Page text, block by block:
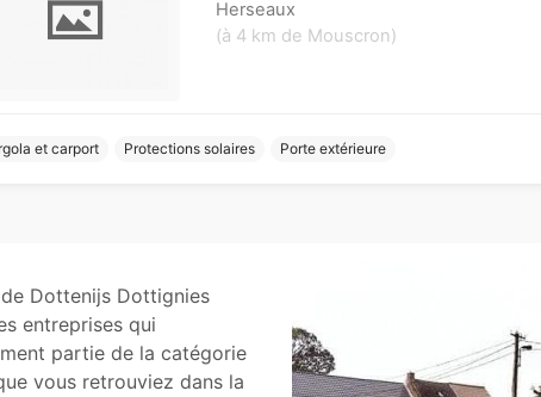
Herseaux
(à 4 km de Mouscron)
et carport Protections solaires Porte extérieure
Dottenijs Dottignies
entreprises qui
partie de la catégorie
vous retrouviez dans la